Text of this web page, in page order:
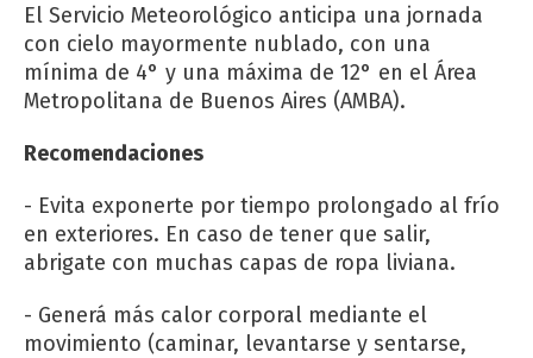
El Servicio Meteorológico anticipa una jornada
con cielo mayormente nublado, con una
mínima de 4° y una máxima de 12° en el Área
Metropolitana de Buenos Aires (AMBA).
Recomendaciones
- Evita exponerte por tiempo prolongado al frío
en exteriores. En caso de tener que salir,
abrigate con muchas capas de ropa liviana.
- Generá más calor corporal mediante el
movimiento (caminar, levantarse y sentarse,